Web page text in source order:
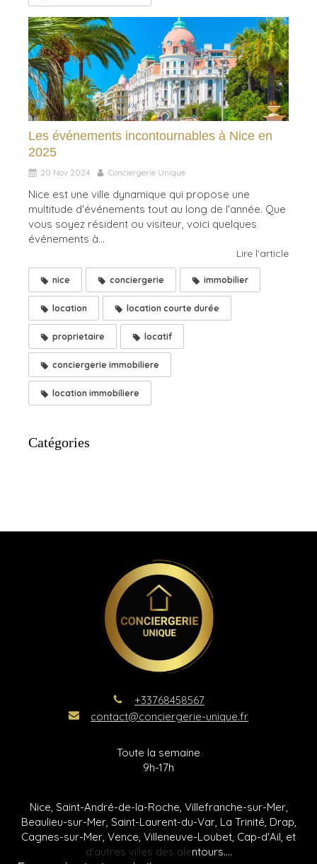
Les événements incontournables à Nice en
2025
20 Nov 2024 Conciergerie Unique
Nice est une ville dynamique qui propose une
multitude d'événements tout au long de l'année. Que
vous soyez résident ou visiteur, voici quelques
événements à...
Lire l'article
nice conciergerie immobilier
location location courte durée
proprietaire locatif
conciergerie immobiliere
location immobiliere
Catégories
+33768458567
contact@conciergerie-unique.fr
Toute la semaine
9h-17h
Nice, Saint-André-de-la-Roche, Villefranche-sur-Mer,
Beaulieu-sur-Mer, Saint-Laurent-du-Var, La Trinité, Drap,
Cagnes-sur-Mer, Vence, Villeneuve-Loubet, Cap-d'Ail, et
d'autres villes des alentours....